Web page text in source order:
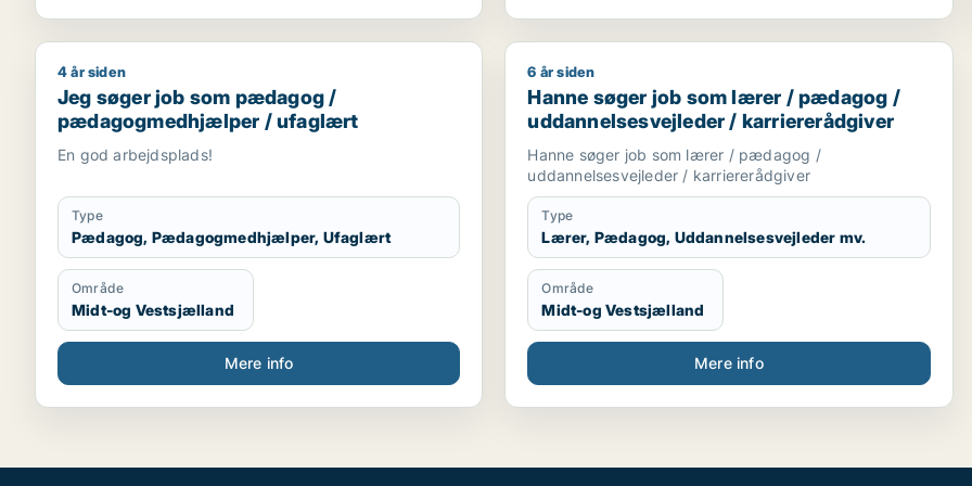
Jeg søger job som pædagog / pædagogmedhjælper / ufaglært
4 år siden
Jeg søger job som pædagog /
pædagogmedhjælper / ufaglært
En god arbejdsplads!
Type
Pædagog, Pædagogmedhjælper, Ufaglært
Område
Midt-og Vestsjælland
Mere info
Hanne søger job som lærer / pædagog /
6 år siden
Hanne søger job som lærer / pædagog /
uddannelsesvejleder / karriererådgiver
Hanne søger job som lærer / pædagog /
uddannelsesvejleder / karriererådgiver
Type
Lærer, Pædagog, Uddannelsesvejleder mv.
Område
Midt-og Vestsjælland
Mere info